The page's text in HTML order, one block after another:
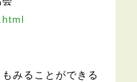
みることができる